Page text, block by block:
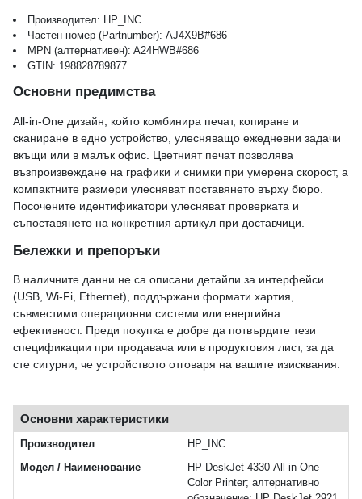
Производител: HP_INC.
Частен номер (Partnumber): AJ4X9B#686
MPN (алтернативен): A24HWB#686
GTIN: 198828789877
Основни предимства
All‑in‑One дизайн, който комбинира печат, копиране и
сканиране в едно устройство, улесняващо ежедневни задачи
вкъщи или в малък офис. Цветният печат позволява
възпроизвеждане на графики и снимки при умерена скорост, а
компактните размери улесняват поставянето върху бюро.
Посочените идентификатори улесняват проверката и
съпоставянето на конкретния артикул при доставчици.
Бележки и препоръки
В наличните данни не са описани детайли за интерфейси
(USB, Wi‑Fi, Ethernet), поддържани формати хартия,
съвместими операционни системи или енергийна
ефективност. Преди покупка е добре да потвърдите тези
спецификации при продавача или в продуктовия лист, за да
сте сигурни, че устройството отговаря на вашите изисквания.
Основни характеристики
Производител
HP_INC.
Модел / Наименование
HP DeskJet 4330 All-in-One
Color Printer; алтернативно